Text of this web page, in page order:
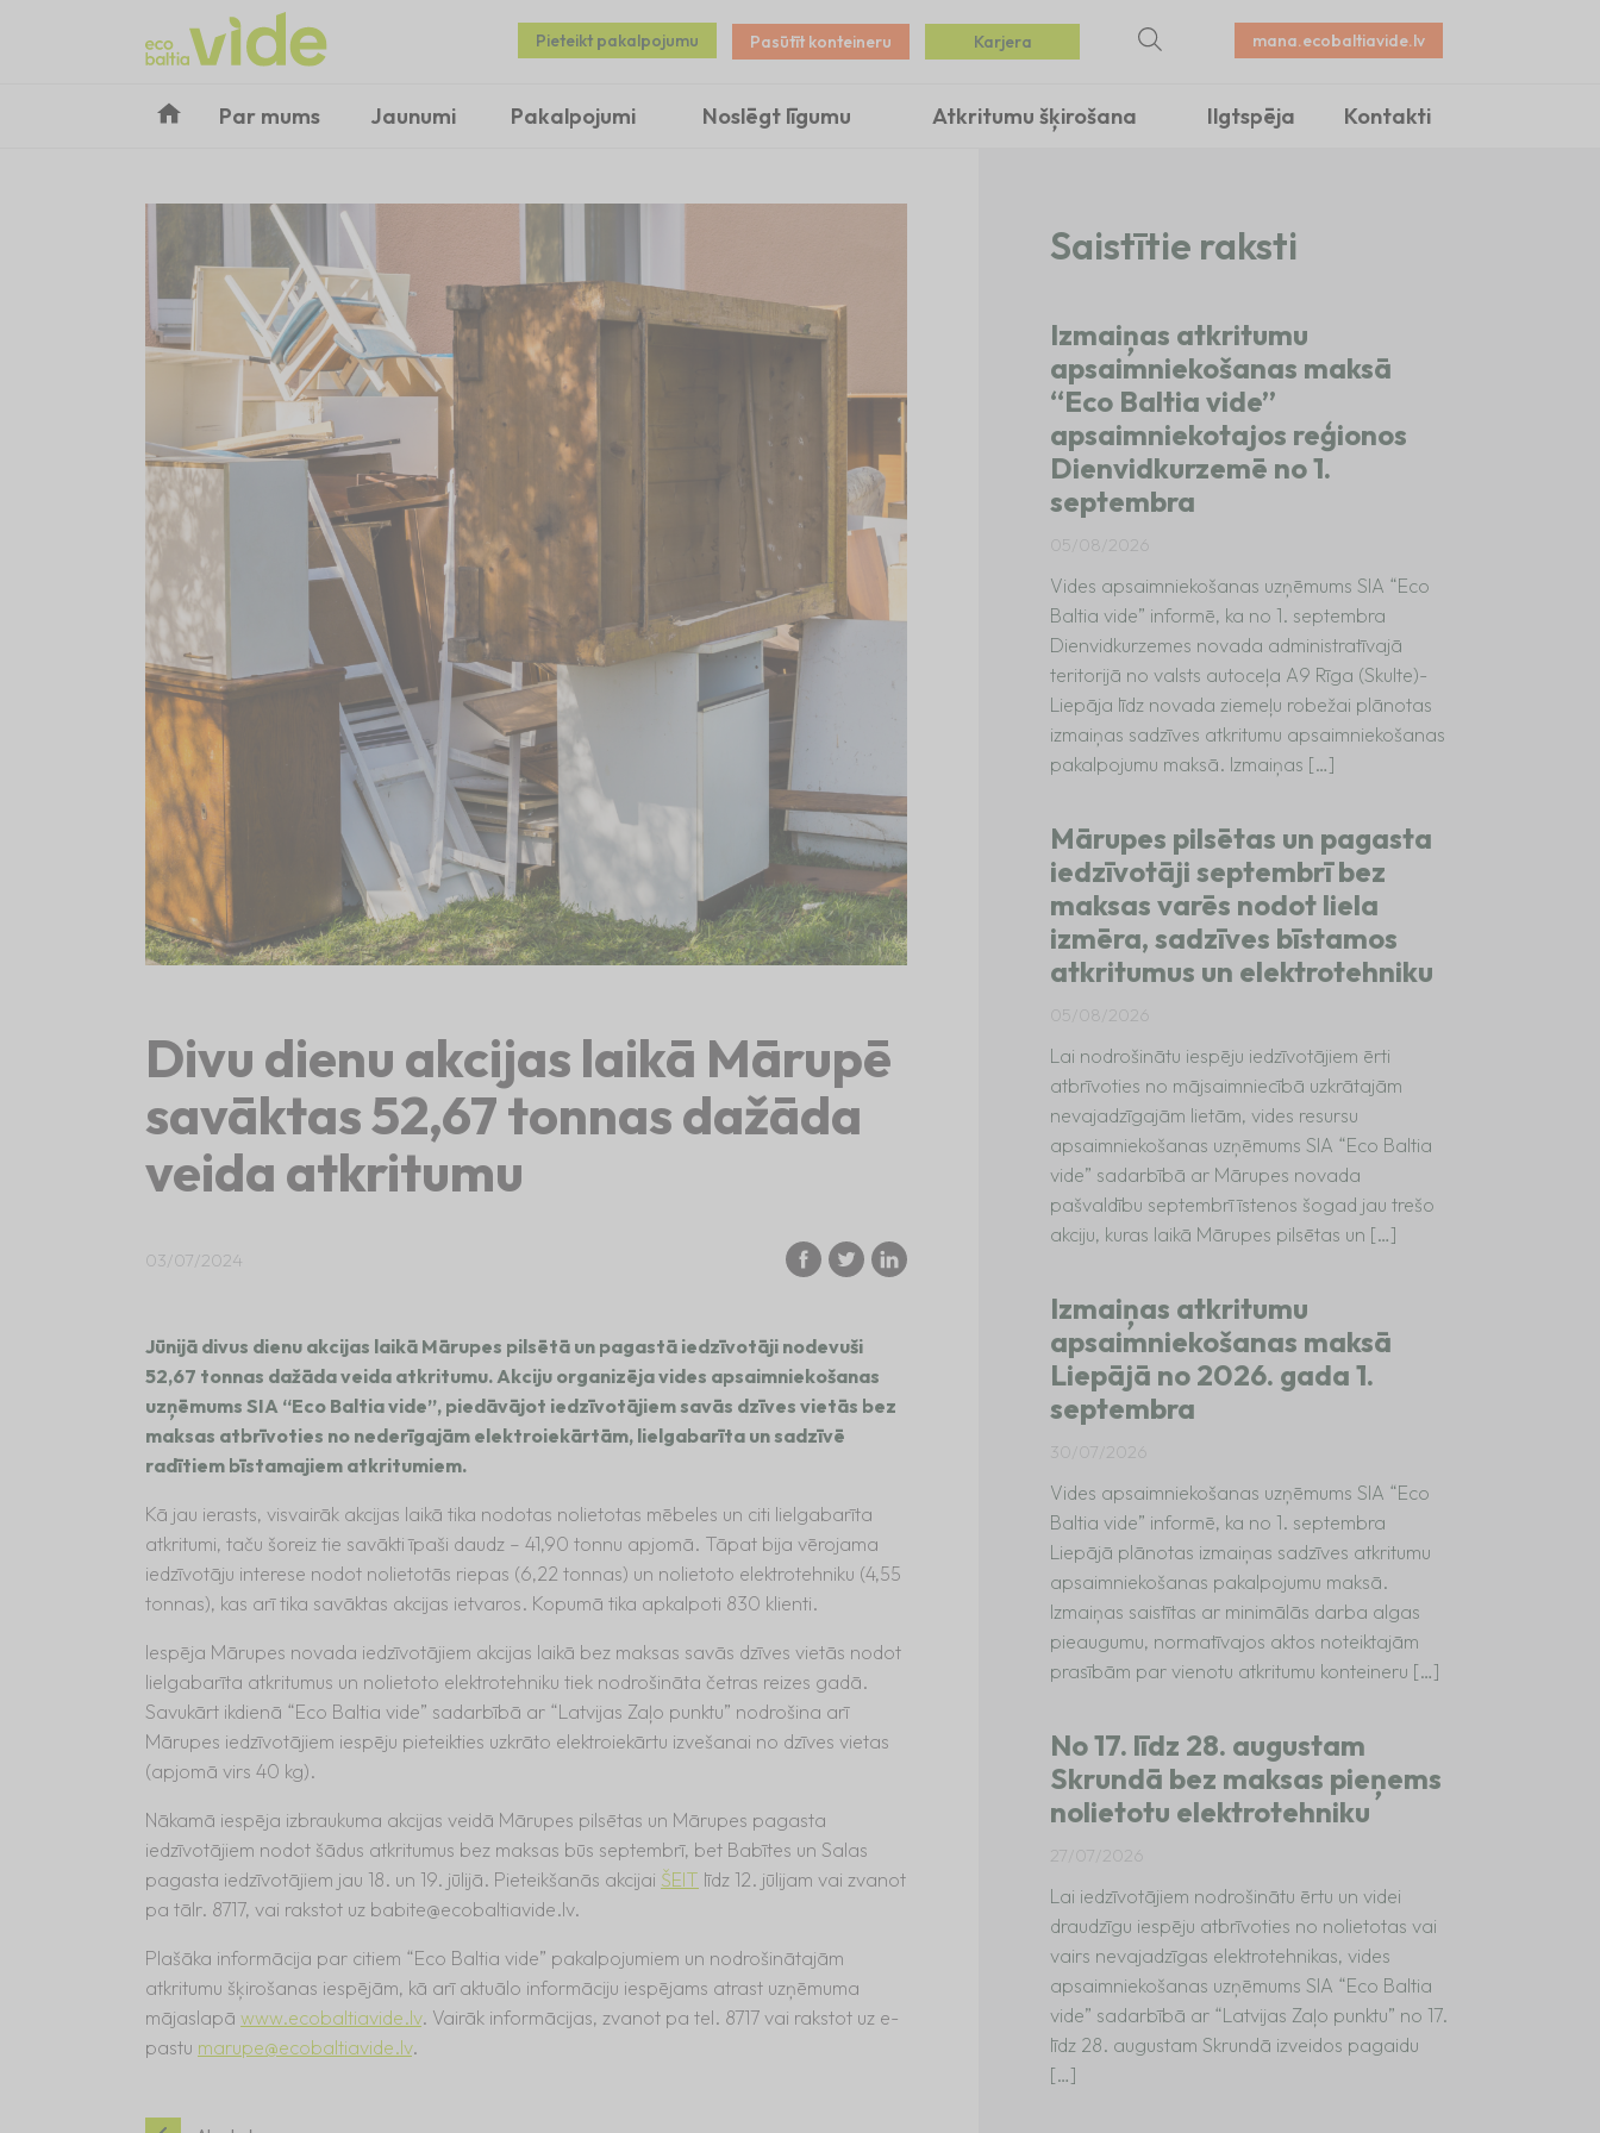
Pieteikt pakalpojumu Pasūtīt konteineru Karjera mana.ecobaltiavide.lv
Par mums Jaunumi Pakalpojumi Noslēgt līgumu Atkritumu šķirošana Ilgtspēja Kontakti
Divu dienu akcijas laikā Mārupē
savāktas 52,67 tonnas dažāda
veida atkritumu
03/07/2024
Jūnijā divus dienu akcijas laikā Mārupes pilsētā un pagastā iedzīvotāji nodevuši
52,67 tonnas dažāda veida atkritumu. Akciju organizēja vides apsaimniekošanas
uzņēmums SIA “Eco Baltia vide”, piedāvājot iedzīvotājiem savās dzīves vietās bez
maksas atbrīvoties no nederīgajām elektroiekārtām, lielgabarīta un sadzīvē
radītiem bīstamajiem atkritumiem.
Kā jau ierasts, visvairāk akcijas laikā tika nodotas nolietotas mēbeles un citi lielgabarīta
atkritumi, taču šoreiz tie savākti īpaši daudz – 41,90 tonnu apjomā. Tāpat bija vērojama
iedzīvotāju interese nodot nolietotās riepas (6,22 tonnas) un nolietoto elektrotehniku (4,55
tonnas), kas arī tika savāktas akcijas ietvaros. Kopumā tika apkalpoti 830 klienti.
Iespēja Mārupes novada iedzīvotājiem akcijas laikā bez maksas savās dzīves vietās nodot
lielgabarīta atkritumus un nolietoto elektrotehniku tiek nodrošināta četras reizes gadā.
Savukārt ikdienā “Eco Baltia vide” sadarbībā ar “Latvijas Zaļo punktu” nodrošina arī
Mārupes iedzīvotājiem iespēju pieteikties uzkrāto elektroiekārtu izvešanai no dzīves vietas
(apjomā virs 40 kg).
Nākamā iespēja izbraukuma akcijas veidā Mārupes pilsētas un Mārupes pagasta
iedzīvotājiem nodot šādus atkritumus bez maksas būs septembrī, bet Babītes un Salas
pagasta iedzīvotājiem jau 18. un 19. jūlijā. Pieteikšanās akcijai ŠEIT līdz 12. jūlijam vai zvanot
pa tālr. 8717, vai rakstot uz babite@ecobaltiavide.lv.
Plašāka informācija par citiem “Eco Baltia vide” pakalpojumiem un nodrošinātajām
atkritumu šķirošanas iespējām, kā arī aktuālo informāciju iespējams atrast uzņēmuma
mājaslapā www.ecobaltiavide.lv. Vairāk informācijas, zvanot pa tel. 8717 vai rakstot uz e-
pastu marupe@ecobaltiavide.lv.
Saistītie raksti
Izmaiņas atkritumu
apsaimniekošanas maksā
“Eco Baltia vide”
apsaimniekotajos reģionos
Dienvidkurzemē no 1.
septembra
05/08/2026
Vides apsaimniekošanas uzņēmums SIA “Eco
Baltia vide” informē, ka no 1. septembra
Dienvidkurzemes novada administratīvajā
teritorijā no valsts autoceļa A9 Rīga (Skulte)-
Liepāja līdz novada ziemeļu robežai plānotas
izmaiņas sadzīves atkritumu apsaimniekošanas
pakalpojumu maksā. Izmaiņas […]
Mārupes pilsētas un pagasta
iedzīvotāji septembrī bez
maksas varēs nodot liela
izmēra, sadzīves bīstamos
atkritumus un elektrotehniku
05/08/2026
Lai nodrošinātu iespēju iedzīvotājiem ērti
atbrīvoties no mājsaimniecībā uzkrātajām
nevajadzīgajām lietām, vides resursu
apsaimniekošanas uzņēmums SIA “Eco Baltia
vide” sadarbībā ar Mārupes novada
pašvaldību septembrī īstenos šogad jau trešo
akciju, kuras laikā Mārupes pilsētas un […]
Izmaiņas atkritumu
apsaimniekošanas maksā
Liepājā no 2026. gada 1.
septembra
30/07/2026
Vides apsaimniekošanas uzņēmums SIA “Eco
Baltia vide” informē, ka no 1. septembra
Liepājā plānotas izmaiņas sadzīves atkritumu
apsaimniekošanas pakalpojumu maksā.
Izmaiņas saistītas ar minimālās darba algas
pieaugumu, normatīvajos aktos noteiktajām
prasībām par vienotu atkritumu konteineru […]
No 17. līdz 28. augustam
Skrundā bez maksas pieņems
nolietotu elektrotehniku
27/07/2026
Lai iedzīvotājiem nodrošinātu ērtu un videi
draudzīgu iespēju atbrīvoties no nolietotas vai
vairs nevajadzīgas elektrotehnikas, vides
apsaimniekošanas uzņēmums SIA “Eco Baltia
vide” sadarbībā ar “Latvijas Zaļo punktu” no 17.
līdz 28. augustam Skrundā izveidos pagaidu
[…]